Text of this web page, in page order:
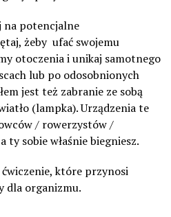
na potencjalne
żeby ufać swojemu
otoczenia i unikaj samotnego
lub po odosobnionych
jest też zabranie ze sobą
(lampka). Urządzenia te
/ rowerzystów /
ty sobie właśnie biegniesz.
które przynosi
dla organizmu.